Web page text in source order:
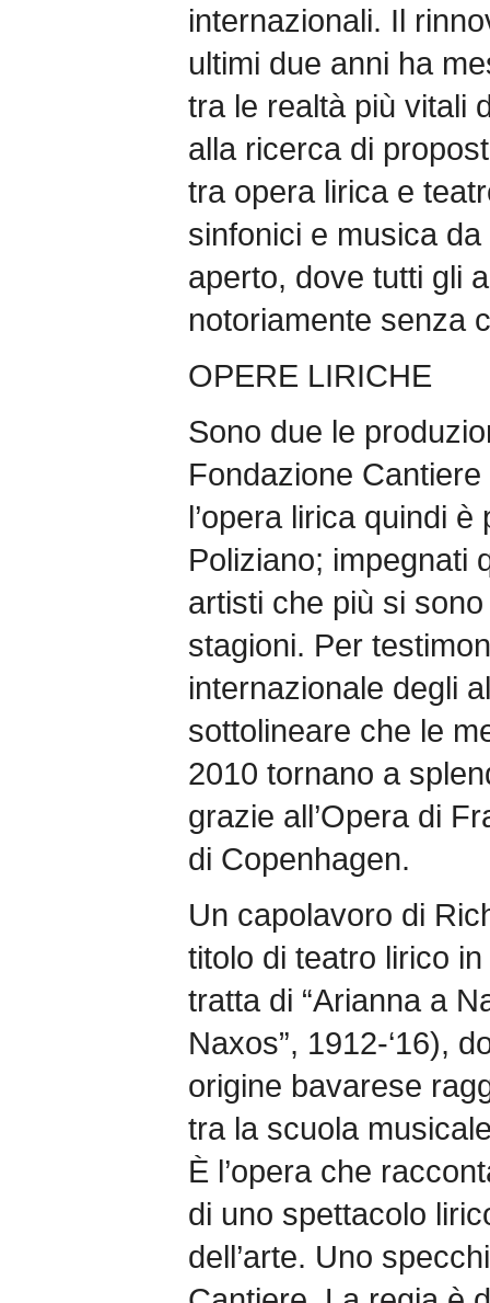
internazionali. Il
ultimi due anni ha
tra le realtà più vitali
alla ricerca di
tra opera lirica e
sinfonici e musica
aperto, dove tutti gli
notoriamente senza
OPERE LIRICHE
Sono due le
Fondazione
l’opera lirica quindi
Poliziano; impegnati
artisti che più si
stagioni. Per
internazionale degli
sottolineare che le
2010 tornano a
grazie all’Opera di
di Copenhagen.
Un capolavoro di
titolo di teatro lirico
tratta di “Arianna a
Naxos”, 1912-‘16),
origine bavarese
tra la scuola
È l’opera che
di uno spettacolo
dell’arte. Uno